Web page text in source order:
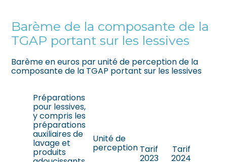
Barème de la composante de la
TGAP portant sur les lessives
Barème en euros par unité de perception de la
composante de la TGAP portant sur les lessives
Préparations
pour lessives,
y compris les
préparations
auxiliaires de
lavage et
produits
Unité de
perception Tarif
2023
Tarif
2024